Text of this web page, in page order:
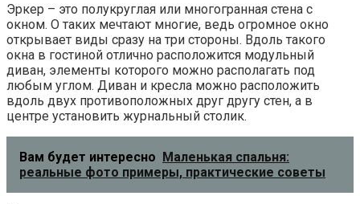
Эркер – это полукруглая или многогранная стена с
окном. О таких мечтают многие, ведь огромное окно
открывает виды сразу на три стороны. Вдоль такого
окна в гостиной отлично расположится модульный
диван, элементы которого можно располагать под
любым углом. Диван и кресла можно расположить
вдоль двух противоположных друг другу стен, а в
центре установить журнальный столик.
Вам будет интересно Маленькая спальня:
реальные фото примеры, практические советы